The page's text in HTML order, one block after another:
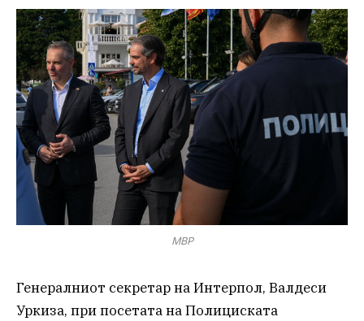
МВР
Генералниот секретар на Интерпол, Валдеси
Уркиза, при посетата на Полициската